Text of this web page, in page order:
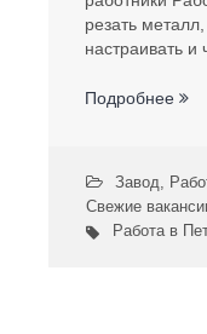
резать
настраивать и
Подробнее
Завод
Свежие
Работа в